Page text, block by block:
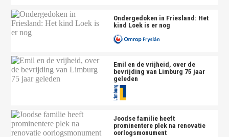
Ondergedoken in Friesland: Het
kind Loek is er nog
Emil en de vrijheid, over de
bevrijding van Limburg 75 jaar
geleden
Joodse familie heeft
prominentere plek na renovatie
oorlogsmonument